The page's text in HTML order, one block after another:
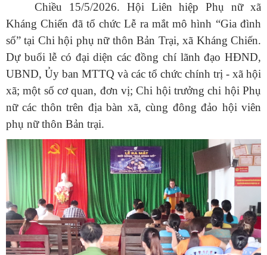
Chiều 15/5/2026. Hội Liên hiệp Phụ nữ xã
Kháng Chiến đã tổ chức Lễ ra mắt mô hình “Gia đình
số” tại Chi hội phụ nữ thôn Bản Trại, xã Kháng Chiến.
Dự buổi lễ có đại diện các đồng chí lãnh đạo HĐND,
UBND, Ủy ban MTTQ và các tổ chức chính trị - xã hội
xã; một số cơ quan, đơn vị; Chi hội trưởng chi hội Phụ
nữ các thôn trên địa bàn xã, cùng đông đảo hội viên
phụ nữ thôn Bản trại.